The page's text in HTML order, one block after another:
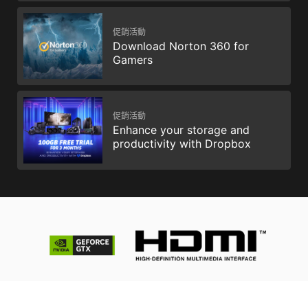
促銷活動
Download Norton 360 for
Gamers
促銷活動
Enhance your storage and
productivity with Dropbox